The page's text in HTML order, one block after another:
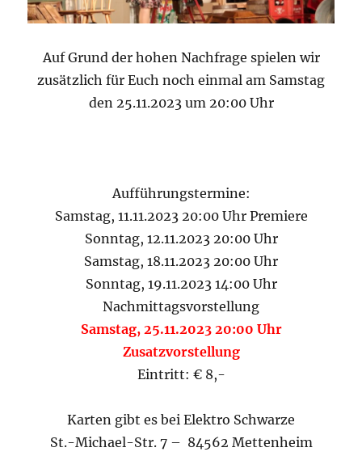
Auf Grund der hohen Nachfrage spielen wir
zusätzlich für Euch noch einmal am Samstag
den 25.11.2023 um 20:00 Uhr
Aufführungstermine:
Samstag, 11.11.2023 20:00 Uhr Premiere
Sonntag, 12.11.2023 20:00 Uhr
Samstag, 18.11.2023 20:00 Uhr
Sonntag, 19.11.2023 14:00 Uhr
Nachmittagsvorstellung
Samstag, 25.11.2023 20:00 Uhr
Zusatzvorstellung
Eintritt: € 8,-
Karten gibt es bei Elektro Schwarze
St.-Michael-Str. 7 – 84562 Mettenheim